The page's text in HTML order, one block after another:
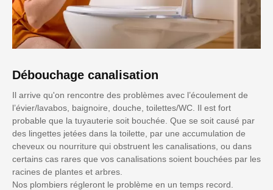
Débouchage canalisation
Il arrive qu'on rencontre des problèmes avec l’écoulement de
l’évier/lavabos, baignoire, douche, toilettes/WC. Il est fort
probable que la tuyauterie soit bouchée. Que se soit causé par
des lingettes jetées dans la toilette, par une accumulation de
cheveux ou nourriture qui obstruent les canalisations, ou dans
certains cas rares que vos canalisations soient bouchées par les
racines de plantes et arbres.
Nos plombiers régleront le problème en un temps record.